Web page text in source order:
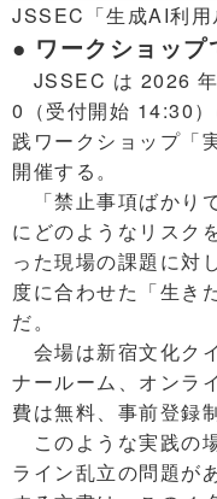
JSSEC「生成AI利用
● ワークショップ
JSSEC は 2026
0（受付開始 14:30
践ワークショップ「
開催する。
「禁止事項ばかり
にどのようなリスク
った現場の課題に対
度に合わせた「生き
だ。
会場は新宿文化ク
ナールーム、オンラ
費は無料、事前登録制
このような実践の
ライン乱立の問題が